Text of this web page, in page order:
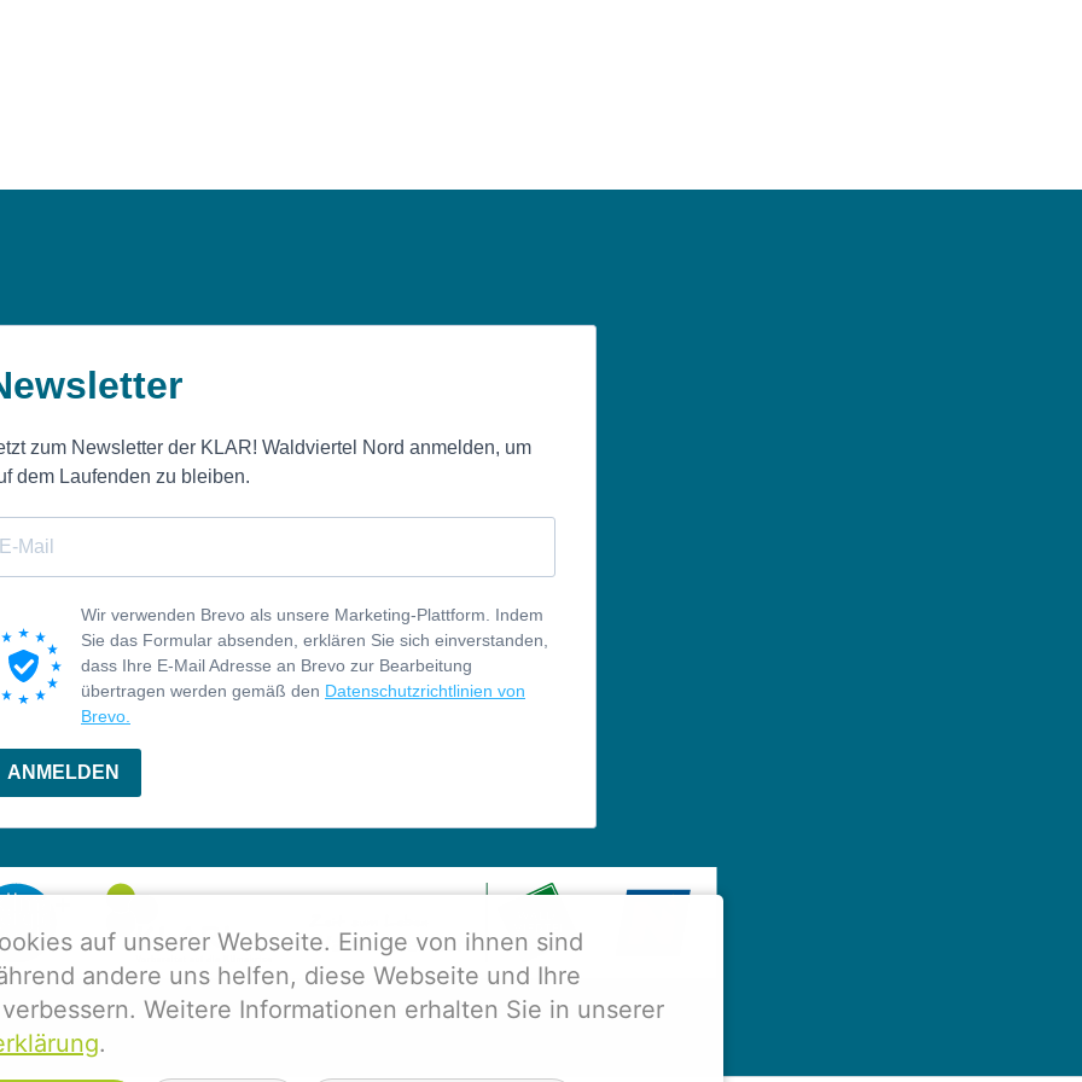
zum Newsletter der KLAR! Waldviertel Nord anmelden, um
dem Laufenden zu bleiben.
Wir verwenden Brevo als unsere Marketing-Plattform. Indem
Sie das Formular absenden, erklären Sie sich einverstanden,
dass Ihre E-Mail Adresse an Brevo zur Bearbeitung
übertragen werden gemäß den Datenschutzrichtlinien von
Brevo.
ANMELDEN
auf unserer Webseite. Einige von ihnen sind
andere uns helfen, diese Webseite und Ihre
Weitere Informationen erhalten Sie in unserer
.